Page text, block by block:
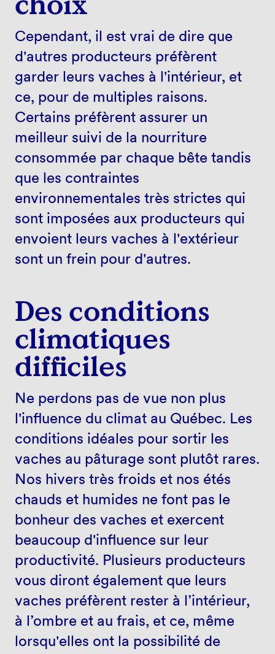
Cependant, il est vrai de dire que
d'autres producteurs préfèrent
garder leurs vaches à l'intérieur, et
ce, pour de multiples raisons.
Certains préfèrent assurer un
meilleur suivi de la nourriture
consommée par chaque bête tandis
que les contraintes
environnementales très strictes qui
sont imposées aux producteurs qui
envoient leurs vaches à l'extérieur
sont un frein pour d'autres.
Des conditions
climatiques
difficiles
Ne perdons pas de vue non plus
l'influence du climat au Québec. Les
conditions idéales pour sortir les
vaches au pâturage sont plutôt rares.
Nos hivers très froids et nos étés
chauds et humides ne font pas le
bonheur des vaches et exercent
beaucoup d'influence sur leur
productivité. Plusieurs producteurs
vous diront également que leurs
vaches préfèrent rester à l’intérieur,
à l’ombre et au frais, et ce, même
lorsqu'elles ont la possibilité de